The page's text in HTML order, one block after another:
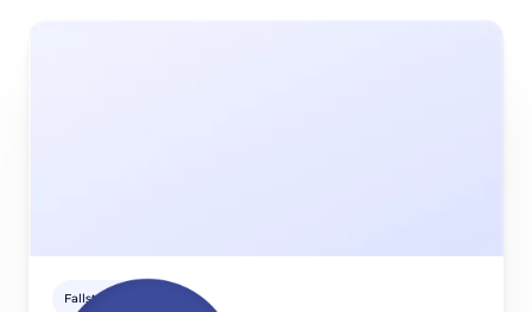
Fallstudien